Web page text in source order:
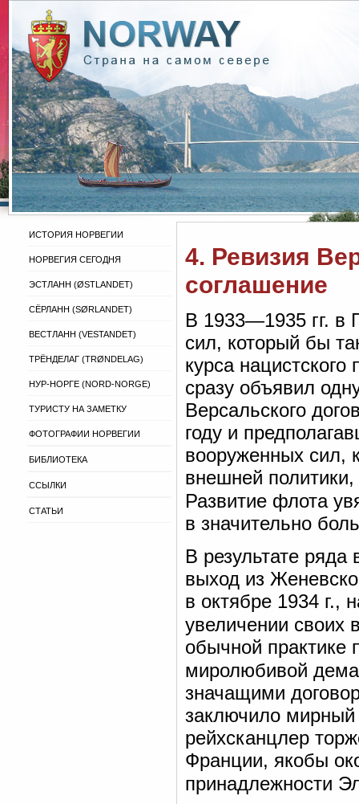
ИСТОРИЯ НОРВЕГИИ
НОРВЕГИЯ СЕГОДНЯ
ЭСТЛАНН (ØSTLANDET)
СЁРЛАНН (SØRLANDET)
ВЕСТЛАНН (VESTANDET)
ТРЁНДЕЛАГ (TRØNDELAG)
НУР-НОРГЕ (NORD-NORGE)
ТУРИСТУ НА ЗАМЕТКУ
ФОТОГРАФИИ НОРВЕГИИ
БИБЛИОТЕКА
ССЫЛКИ
СТАТЬИ
4. Ревизия
соглашение
В 1933—1935 гг. в
сил, который бы
курса нацистского
сразу объявил
Версальского
году и
вооруженных сил,
внешней
Развитие флота
в значительно
В результате ряда
выход из
в октябре 1934 г.,
увеличении своих
обычной практике
миролюбивой
значащими
заключило мирный
рейхсканцлер
Франции, якобы
принадлежности